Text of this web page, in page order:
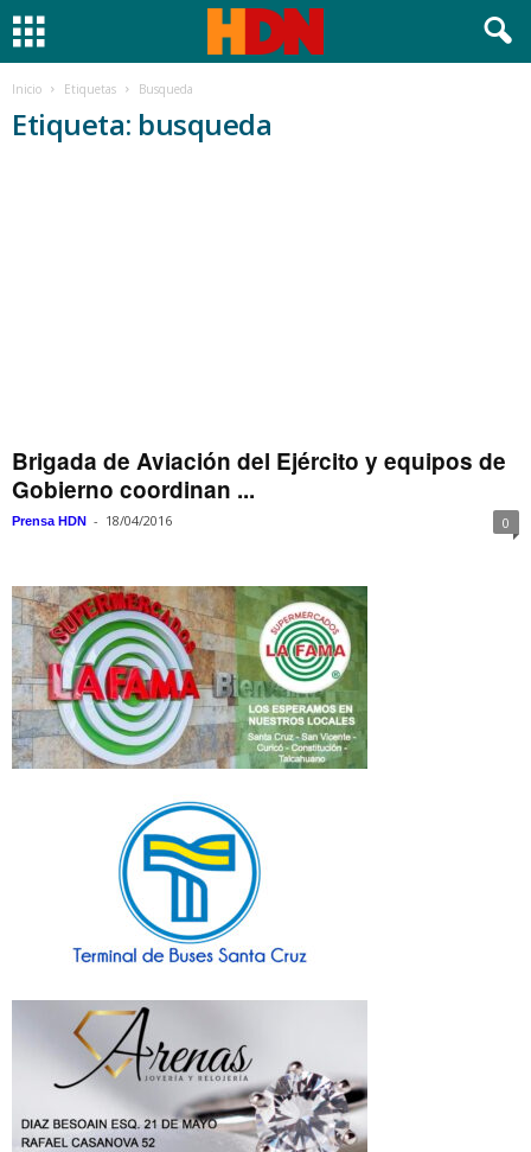
Inicio Etiquetas Busqueda
Etiqueta: busqueda
Brigada de Aviación del Ejército y equipos de
Gobierno coordinan ...
Prensa HDN - 18/04/2016 0